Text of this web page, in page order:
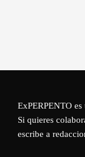
ExPERPENTO
Si quieres
escribe a